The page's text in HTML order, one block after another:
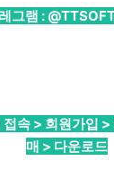
그램 :
속 > 회원가입
매 > 다운로드